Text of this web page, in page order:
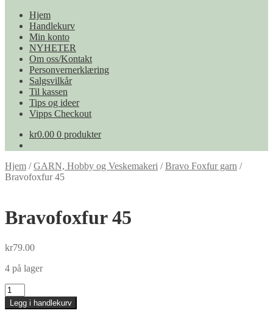
Hjem
Handlekurv
Min konto
NYHETER
Om oss/Kontakt
Personvernerklæring
Salgsvilkår
Til kassen
Tips og ideer
Vipps Checkout
kr0.00 0 produkter
Hjem /GARN, Hobby og Veskemakeri /Bravo Foxfur garn /
Bravofoxfur 45
Bravofoxfur 45
kr79.00
4 på lager
Bravofoxfur
45
antall
Legg i handlekurv